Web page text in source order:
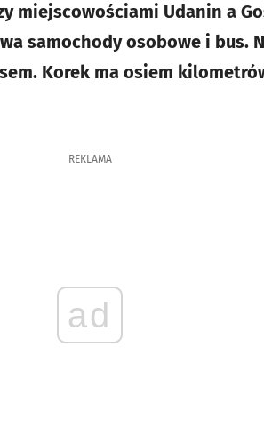
miejscowościami Udanin a
samochody osobowe i bus.
Korek ma osiem
REKLAMA
ad